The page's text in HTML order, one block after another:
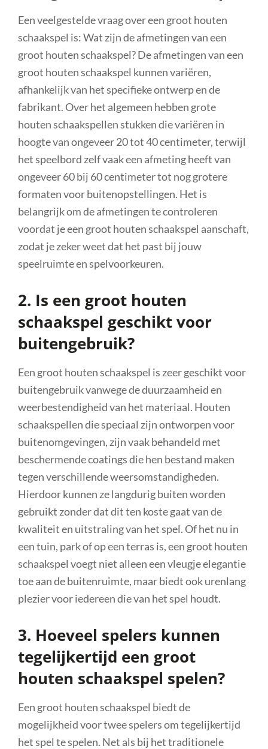
Een veelgestelde vraag over een groot houten
schaakspel is: Wat zijn de afmetingen van een
groot houten schaakspel? De afmetingen van een
groot houten schaakspel kunnen variëren,
afhankelijk van het specifieke ontwerp en de
fabrikant. Over het algemeen hebben grote
houten schaakspellen stukken die variëren in
hoogte van ongeveer 20 tot 40 centimeter, terwijl
het speelbord zelf vaak een afmeting heeft van
ongeveer 60 bij 60 centimeter tot nog grotere
formaten voor buitenopstellingen. Het is
belangrijk om de afmetingen te controleren
voordat je een groot houten schaakspel aanschaft,
zodat je zeker weet dat het past bij jouw
speelruimte en spelvoorkeuren.
2. Is een groot houten
schaakspel geschikt voor
buitengebruik?
Een groot houten schaakspel is zeer geschikt voor
buitengebruik vanwege de duurzaamheid en
weerbestendigheid van het materiaal. Houten
schaakspellen die speciaal zijn ontworpen voor
buitenomgevingen, zijn vaak behandeld met
beschermende coatings die hen bestand maken
tegen verschillende weersomstandigheden.
Hierdoor kunnen ze langdurig buiten worden
gebruikt zonder dat dit ten koste gaat van de
kwaliteit en uitstraling van het spel. Of het nu in
een tuin, park of op een terras is, een groot houten
schaakspel voegt niet alleen een vleugje elegantie
toe aan de buitenruimte, maar biedt ook urenlang
plezier voor iedereen die van het spel houdt.
3. Hoeveel spelers kunnen
tegelijkertijd een groot
houten schaakspel spelen?
Een groot houten schaakspel biedt de
mogelijkheid voor twee spelers om tegelijkertijd
het spel te spelen. Net als bij het traditionele